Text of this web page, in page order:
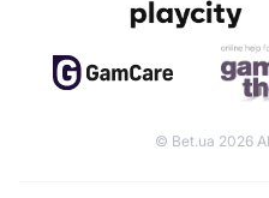
© Bet.ua 2026